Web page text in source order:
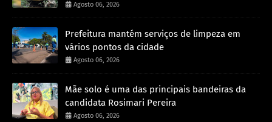
Agosto 06, 2026
Prefeitura mantém serviços de limpeza em
vários pontos da cidade
Agosto 06, 2026
Mãe solo é uma das principais bandeiras da
candidata Rosimari Pereira
Agosto 06, 2026